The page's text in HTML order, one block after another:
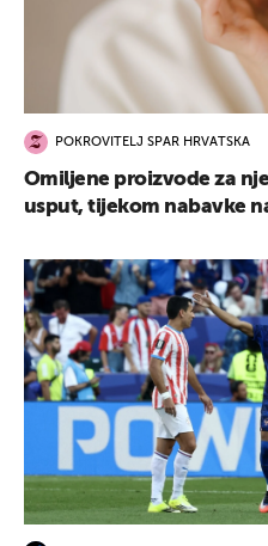
POKROVITELJ SPAR HRVATSKA
Omiljene proizvode za
usput, tijekom nabavke